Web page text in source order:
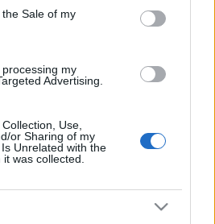
Sale of my
my
Advertising.
Use,
or Sharing of my
Unrelated with the
was collected.
okozott hősokk miatt
Istvánnal szemben.